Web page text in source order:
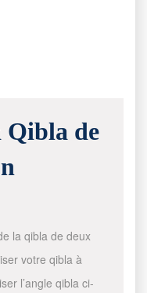
Qibla de
la qibla de deux
votre qibla à
l’angle qibla ci-